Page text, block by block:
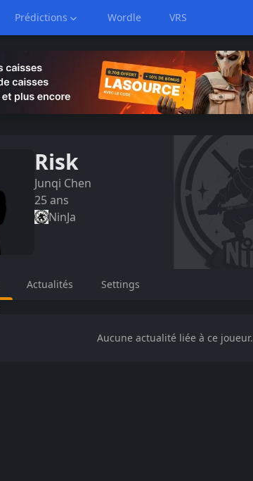
Prédictions Wordle VRS
Risk
Junqi Chen
25ans
NinJa
Actualités
Settings
Aucune actualité liée à ce joueur.